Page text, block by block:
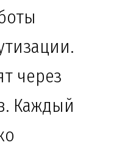
через
Каждый